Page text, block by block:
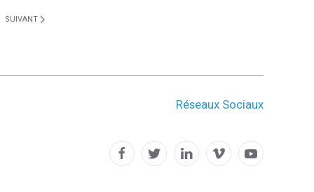
SUIVANT
Réseaux Sociaux